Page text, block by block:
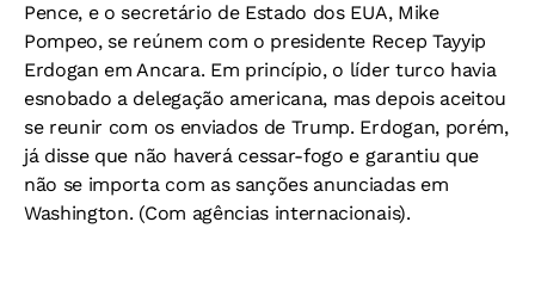
Pence, e o secretário de Estado dos EUA, Mike
Pompeo, se reúnem com o presidente Recep Tayyip
Erdogan em Ancara. Em princípio, o líder turco havia
esnobado a delegação americana, mas depois aceitou
se reunir com os enviados de Trump. Erdogan, porém,
já disse que não haverá cessar-fogo e garantiu que
não se importa com as sanções anunciadas em
Washington. (Com agências internacionais).